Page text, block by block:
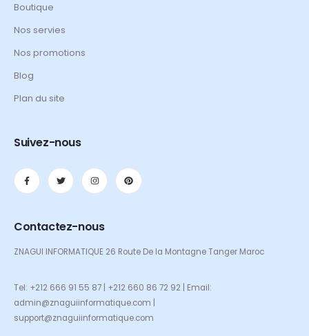
Boutique
Nos servies
Nos promotions
Blog
Plan du site
Suivez-nous
Contactez-nous
ZNAGUI INFORMATIQUE 26 Route De la Montagne Tanger Maroc
Tel: +212 666 91 55 87 | +212 660 86 72 92 | Email:
admin@znaguiinformatique.com |
support@znaguiinformatique.com